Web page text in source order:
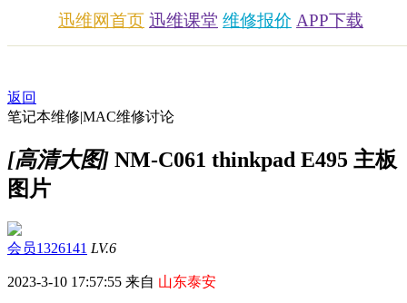
迅维网首页 迅维课堂 维修报价 APP下载
返回
笔记本维修|MAC维修讨论
[高清大图] NM-C061 thinkpad E495 主板
图片
会员1326141 LV.6
2023-3-10 17:57:55 来自 山东泰安